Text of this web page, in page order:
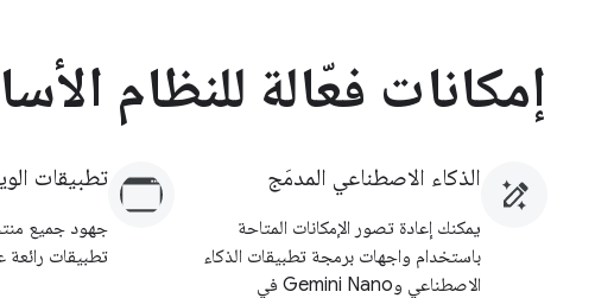
إمكانات فعّالة للنظام
الذكاء الاصطناعي المدمَج
يمكنك إعادة تصور الإمكانات المتاحة
باستخدام واجهات برمجة تطبيقات الذكاء
الاصطناعي وGemini Nano في
تطبيقات
تطبيقات رائعة